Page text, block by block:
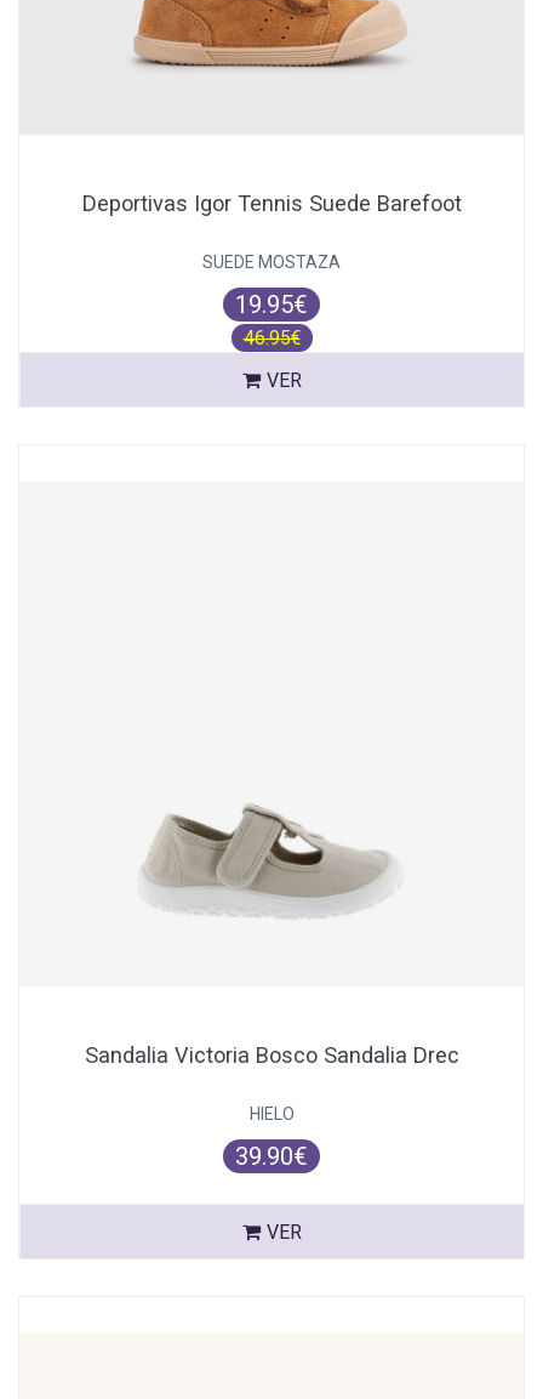
Deportivas Igor Tennis Suede Barefoot
SUEDE MOSTAZA
19.95€
46.95€
VER
Sandalia Victoria Bosco Sandalia Drec
HIELO
39.90€
VER